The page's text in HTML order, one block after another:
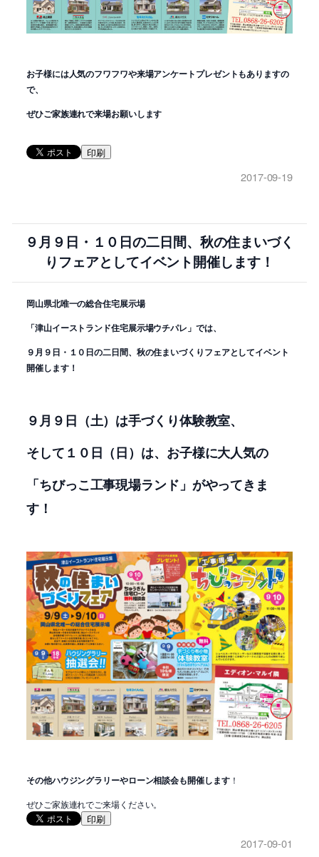
お子様には人気のフワフワや来場アンケートプレゼントもありますの
で、
ぜひご家族連れで来場お願いします
印刷
2017-09-19
９月９日・１０日の二日間、秋の住まいづく
りフェアとしてイベント開催します！
岡山県北唯一の総合住宅展示場
「津山イーストランド住宅展示場ウチパレ」では、
９月９日・１０日の二日間、秋の住まいづくりフェアとしてイベント
開催します！
９月９日（土）は手づくり体験教室、
そして１０日（日）は、お子様に大人気の
「ちびっこ工事現場ランド」がやってきま
す！
その他ハウジングラリーやローン相談会も開催します！
ぜひご家族連れでご来場ください。
印刷
2017-09-01